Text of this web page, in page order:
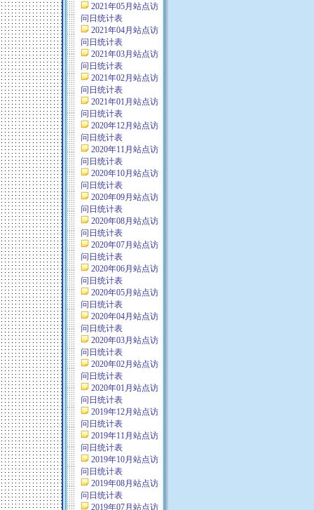
2021年05月站点访
问日统计表
2021年04月站点访
问日统计表
2021年03月站点访
问日统计表
2021年02月站点访
问日统计表
2021年01月站点访
问日统计表
2020年12月站点访
问日统计表
2020年11月站点访
问日统计表
2020年10月站点访
问日统计表
2020年09月站点访
问日统计表
2020年08月站点访
问日统计表
2020年07月站点访
问日统计表
2020年06月站点访
问日统计表
2020年05月站点访
问日统计表
2020年04月站点访
问日统计表
2020年03月站点访
问日统计表
2020年02月站点访
问日统计表
2020年01月站点访
问日统计表
2019年12月站点访
问日统计表
2019年11月站点访
问日统计表
2019年10月站点访
问日统计表
2019年08月站点访
问日统计表
2019年07月站点访